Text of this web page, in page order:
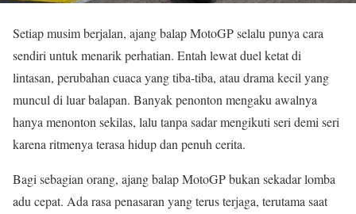
Setiap musim berjalan, ajang balap MotoGP selalu punya cara
sendiri untuk menarik perhatian. Entah lewat duel ketat di
lintasan, perubahan cuaca yang tiba-tiba, atau drama kecil yang
muncul di luar balapan. Banyak penonton mengaku awalnya
hanya menonton sekilas, lalu tanpa sadar mengikuti seri demi seri
karena ritmenya terasa hidup dan penuh cerita.
Bagi sebagian orang, ajang balap MotoGP bukan sekadar lomba
adu cepat. Ada rasa penasaran yang terus terjaga, terutama saat